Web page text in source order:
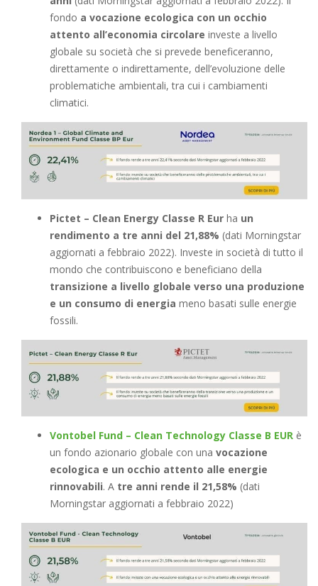
fondo a vocazione ecologica con un occhio
attento all’economia circolare investe a livello
globale su società che si prevede beneficeranno,
direttamente o indirettamente, dell’evoluzione delle
problematiche ambientali, tra cui i cambiamenti
climatici.
Pictet – Clean Energy Classe R Eur ha un
rendimento a tre anni del 21,88% (dati Morningstar
aggiornati a febbraio 2022). Investe in società di tutto il
mondo che contribuiscono e beneficiano della
transizione a livello globale verso una produzione
e un consumo di energia meno basati sulle energie
fossili.
Vontobel Fund – Clean Technology Classe B EUR è
un fondo azionario globale con una vocazione
ecologica e un occhio attento alle energie
rinnovabili. A tre anni rende il 21,58% (dati
Morningstar aggiornati a febbraio 2022)